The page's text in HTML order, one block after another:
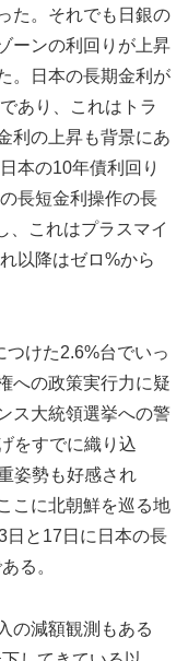
た。それでも日銀の
ーンの利回りが上昇
。日本の長期金利が
あり、これはトラ
利の上昇も背景にあ
本の10年債利回り
長短金利操作の長
、これはプラスマイ
以降はゼロ%から
けた2.6%台でいっ
への政策実行力に疑
ス大統領選挙への警
をすでに織り込
姿勢も好感され
こに北朝鮮を巡る地
日と17日に日本の長
る。
の減額観測もある